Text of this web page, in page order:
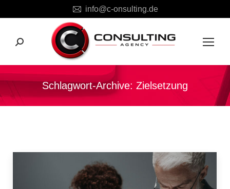
info@c-onsulting.de
Search:
Schlagwort-Archive: Zielsetzung